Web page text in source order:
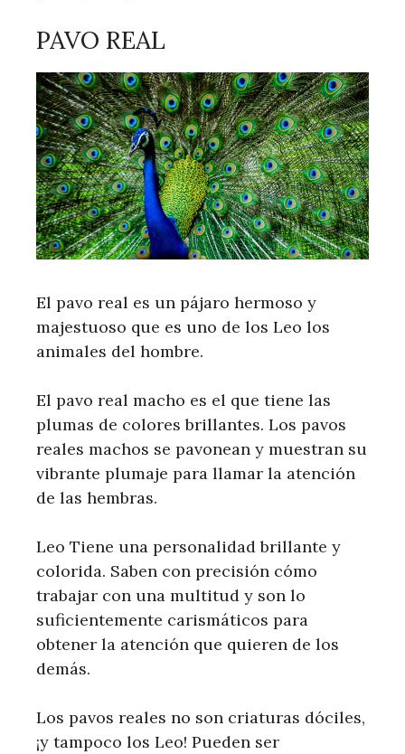
PAVO REAL
El pavo real es un pájaro hermoso y
majestuoso que es uno de los Leo los
animales del hombre.
El pavo real macho es el que tiene las
plumas de colores brillantes. Los pavos
reales machos se pavonean y muestran su
vibrante plumaje para llamar la atención
de las hembras.
Leo Tiene una personalidad brillante y
colorida. Saben con precisión cómo
trabajar con una multitud y son lo
suficientemente carismáticos para
obtener la atención que quieren de los
demás.
Los pavos reales no son criaturas dóciles,
¡y tampoco los Leo! Pueden ser